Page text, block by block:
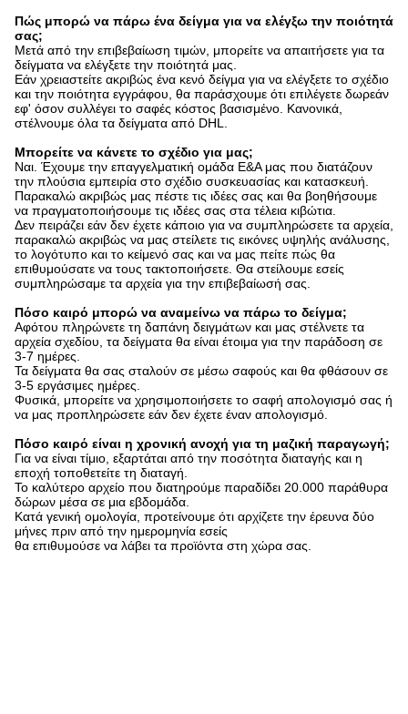
Πώς μπορώ να πάρω ένα δείγμα για να ελέγξω την ποιότητά
σας;
Μετά από την επιβεβαίωση τιμών, μπορείτε να απαιτήσετε για τα
δείγματα να ελέγξετε την ποιότητά μας.
Εάν χρειαστείτε ακριβώς ένα κενό δείγμα για να ελέγξετε το σχέδιο
και την ποιότητα εγγράφου, θα παράσχουμε ότι επιλέγετε δωρεάν
εφ' όσον συλλέγει το σαφές κόστος βασισμένο. Κανονικά,
στέλνουμε όλα τα δείγματα από DHL.
Μπορείτε να κάνετε το σχέδιο για μας;
Ναι. Έχουμε την επαγγελματική ομάδα Ε&Α μας που διατάζουν
την πλούσια εμπειρία στο σχέδιο συσκευασίας και κατασκευή.
Παρακαλώ ακριβώς μας πέστε τις ιδέες σας και θα βοηθήσουμε
να πραγματοποιήσουμε τις ιδέες σας στα τέλεια κιβώτια.
Δεν πειράζει εάν δεν έχετε κάποιο για να συμπληρώσετε τα αρχεία,
παρακαλώ ακριβώς να μας στείλετε τις εικόνες υψηλής ανάλυσης,
το λογότυπο και το κείμενό σας και να μας πείτε πώς θα
επιθυμούσατε να τους τακτοποιήσετε. Θα στείλουμε εσείς
συμπληρώσαμε τα αρχεία για την επιβεβαίωσή σας.
Πόσο καιρό μπορώ να αναμείνω να πάρω το δείγμα;
Αφότου πληρώνετε τη δαπάνη δειγμάτων και μας στέλνετε τα
αρχεία σχεδίου, τα δείγματα θα είναι έτοιμα για την παράδοση σε
3-7 ημέρες.
Τα δείγματα θα σας σταλούν σε μέσω σαφούς και θα φθάσουν σε
3-5 εργάσιμες ημέρες.
Φυσικά, μπορείτε να χρησιμοποιήσετε το σαφή απολογισμό σας ή
να μας προπληρώσετε εάν δεν έχετε έναν απολογισμό.
Πόσο καιρό είναι η χρονική ανοχή για τη μαζική παραγωγή;
Για να είναι τίμιο, εξαρτάται από την ποσότητα διαταγής και η
εποχή τοποθετείτε τη διαταγή.
Το καλύτερο αρχείο που διατηρούμε παραδίδει 20.000 παράθυρα
δώρων μέσα σε μια εβδομάδα.
Κατά γενική ομολογία, προτείνουμε ότι αρχίζετε την έρευνα δύο
μήνες πριν από την ημερομηνία εσείς
θα επιθυμούσε να λάβει τα προϊόντα στη χώρα σας.